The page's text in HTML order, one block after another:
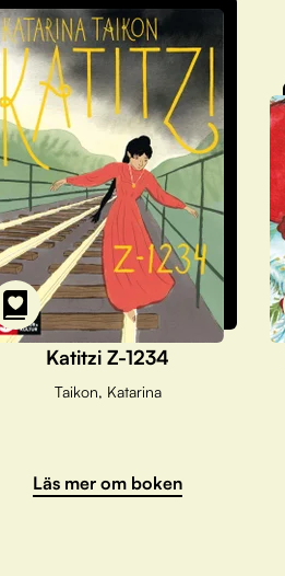
Katitzi Z-1234
Taikon, Katarina
Läs mer om boken